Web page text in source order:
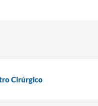
Cirúrgico